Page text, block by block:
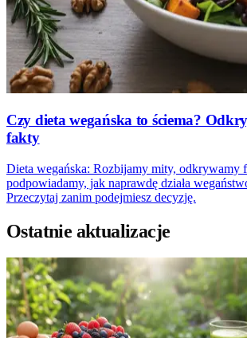
Czy dieta wegańska to ściema?
fakty
Dieta wegańska: Rozbijamy mity, odkrywamy
podpowiadamy, jak naprawdę działa
Przeczytaj zanim podejmiesz decyzję.
Ostatnie aktualizacje